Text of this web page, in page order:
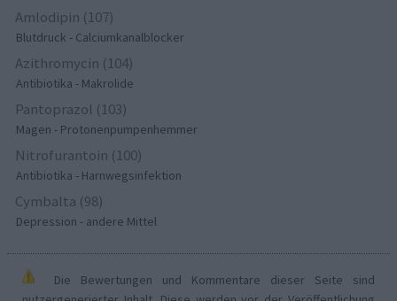
Amlodipin (107)
Blutdruck - Calciumkanalblocker
Azithromycin (104)
Antibiotika - Makrolide
Pantoprazol (103)
Magen - Protonenpumpenhemmer
Nitrofurantoin (100)
Antibiotika - Harnwegsinfektion
Cymbalta (98)
Depression - andere Mittel
Die Bewertungen und Kommentare dieser Seite sind